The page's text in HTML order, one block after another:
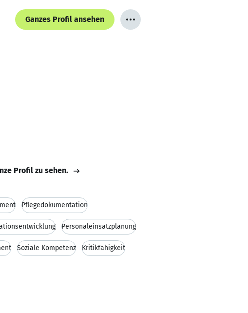
Ganzes Profil ansehen
Profil zu sehen.
Pflegedokumentation
Personaleinsatzplanung
Soziale Kompetenz Kritikfähigkeit